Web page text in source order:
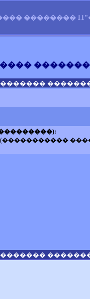
��������